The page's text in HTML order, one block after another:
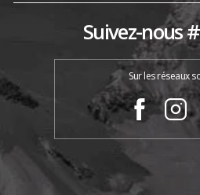
Suivez-nous
Sur les réseaux